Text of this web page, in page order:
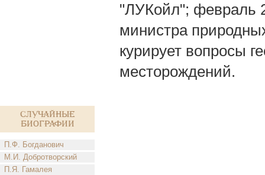
Случайные
биографии
П.Ф. Богданович
М.И. Добротворский
П.Я. Гамалея
"ЛУКойл"; февраль
министра
курирует вопросы
месторождений.